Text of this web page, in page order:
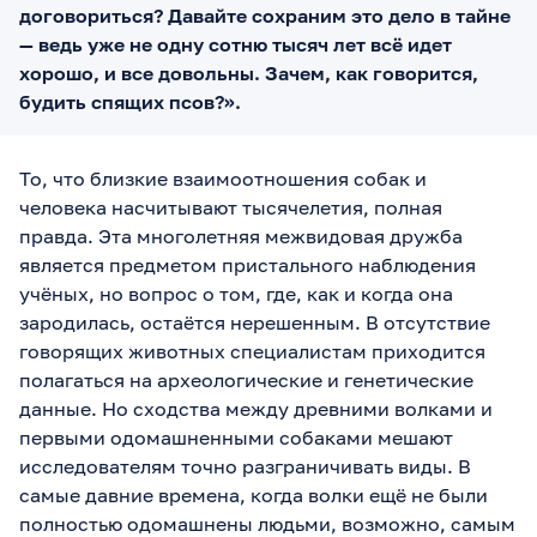
договориться? Давайте сохраним это дело в тайне
— ведь уже не одну сотню тысяч лет всё идет
хорошо, и все довольны. Зачем, как говорится,
будить спящих псов?».
То, что близкие взаимоотношения собак и
человека насчитывают тысячелетия, полная
правда. Эта многолетняя межвидовая дружба
является предметом пристального наблюдения
учёных, но вопрос о том, где, как и когда она
зародилась, остаётся нерешенным. В отсутствие
говорящих животных специалистам приходится
полагаться на археологические и генетические
данные. Но сходства между древними волками и
первыми одомашненными собаками мешают
исследователям точно разграничивать виды. В
самые давние времена, когда волки ещё не были
полностью одомашнены людьми, возможно, самым